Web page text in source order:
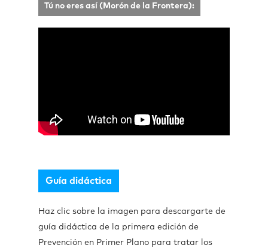
Tú no eres así (Morón de la Frontera):
Guía didáctica
Haz clic sobre la imagen para descargarte de
guía didáctica de la primera edición de
Prevención en Primer Plano para tratar los